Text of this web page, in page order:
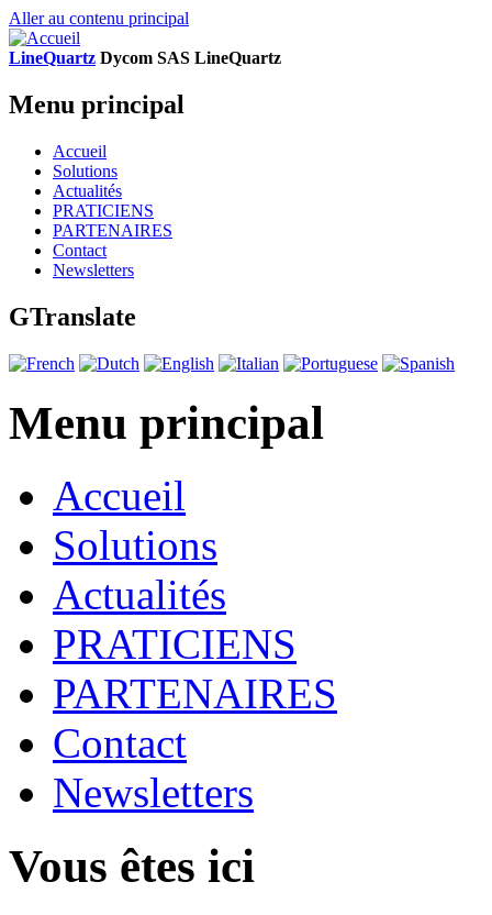
Aller au contenu principal
LineQuartz Dycom SAS LineQuartz
Menu principal
Accueil
Solutions
Actualités
PRATICIENS
PARTENAIRES
Contact
Newsletters
GTranslate
Menu principal
Accueil
Solutions
Actualités
PRATICIENS
PARTENAIRES
Contact
Newsletters
Vous êtes ici